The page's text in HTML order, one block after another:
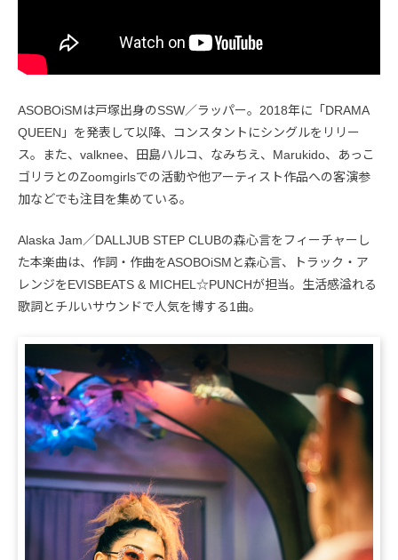
ASOBOiSMは戸塚出身のSSW／ラッパー。2018年に「DRAMA
QUEEN」を発表して以降、コンスタントにシングルをリリー
ス。また、valknee、田島ハルコ、なみちえ、Marukido、あっこ
ゴリラとのZoomgirlsでの活動や他アーティスト作品への客演参
加などでも注目を集めている。
Alaska Jam／DALLJUB STEP CLUBの森心言をフィーチャーし
た本楽曲は、作詞・作曲をASOBOiSMと森心言、トラック・ア
レンジをEVISBEATS & MICHEL☆PUNCHが担当。生活感溢れる
歌詞とチルいサウンドで人気を博する1曲。